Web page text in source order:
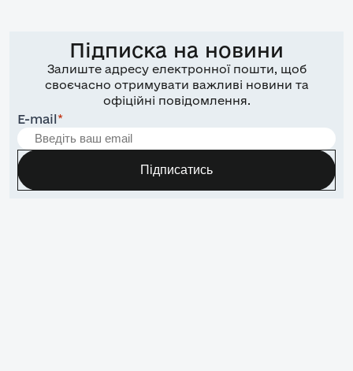
Підписка на новини
Залиште адресу електронної пошти, щоб
своєчасно отримувати важливі новини та
офіційні повідомлення.
E-mail*
Підписатись